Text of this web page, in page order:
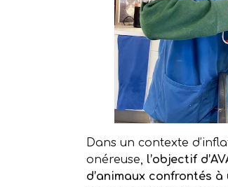
Dans un contexte
onéreuse, l’objectif
d’animaux confrontés